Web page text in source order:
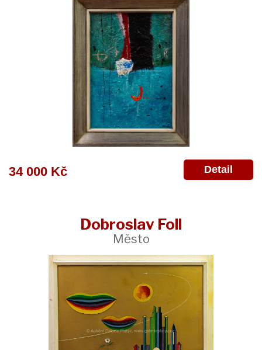
34 000 Kč Detail
Dobroslav Foll
Město